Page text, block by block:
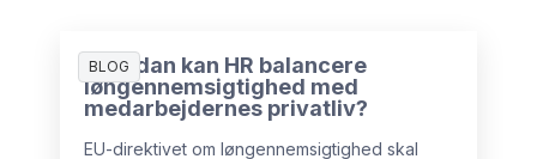
BLOG
Hvordan kan HR balancere
løngennemsigtighed med
medarbejdernes privatliv?
EU-direktivet om løngennemsigtighed skal